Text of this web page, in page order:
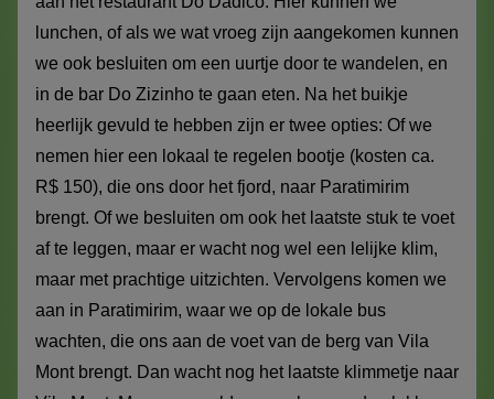
lunchen, of als we wat vroeg zijn aangekomen kunnen
we ook besluiten om een uurtje door te wandelen, en
in de bar Do Zizinho te gaan eten. Na het buikje
heerlijk gevuld te hebben zijn er twee opties: Of we
nemen hier een lokaal te regelen bootje (kosten ca.
R$ 150), die ons door het fjord, naar Paratimirim
brengt. Of we besluiten om ook het laatste stuk te voet
af te leggen, maar er wacht nog wel een lelijke klim,
maar met prachtige uitzichten. Vervolgens komen we
aan in Paratimirim, waar we op de lokale bus
wachten, die ons aan de voet van de berg van Vila
Mont brengt. Dan wacht nog het laatste klimmetje naar